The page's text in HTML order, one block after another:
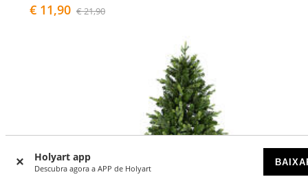
Holyart app
Descubra agora a APP de Holyart
€ 11,90 € 21,90